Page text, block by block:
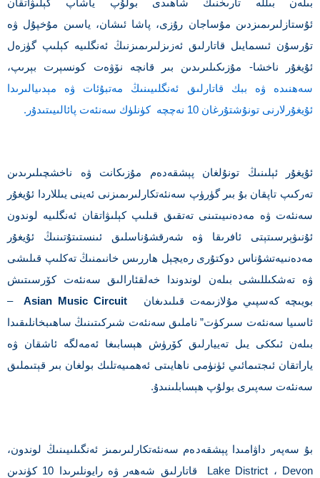
بىلەن بىللە تارىخنىڭ شاھىدى بولۇپ ياشاپ كېلىۋاتقان
ئۇستازلىرىمىزدىن مۇساجان رۇزى، پاشا ئىشان، ياسىن مۇخپۇل ۋە
تۇرسۇن ئىسمايىل قاتارلىق ئەزىزلىرىمىزنىڭ ئەنگلىيە كېلىپ گۈزەل
ئۇيغۇر ناخشا- مۇزىكىلىرىدىن بىر قانچە نۆۋەت كونسېرت بېرىپ،
سەھنىدە ۋە ببك قاتارلىق ئەنگلىيىنىڭ مەتبۇئات ۋە مېدىيالىرىدا
ئۇيغۇرلارنى تونۇشتۇرغان 10 نەچچە كۈنلۈك سەنئەت پائالىيىتىدۇر.
ئۇيغۇر ئېلىنىڭ تونۇلغان پېشقەدەم مۇزىكانت ۋە ناخشچىلىرىدىن
تەركىپ تاپقان بۇ بىر گۈرۈپ سەنئەتكارلىرىمىزنى ئەينى يىللاردا ئۇيغۇر
سەنئەت ۋە مەدەنىيىتىنى تەتقىق قىلىپ كېلىۋاتقان ئەنگلىيە لوندون
ئۇنىۋېرسىتېتى ئافرىقا ۋە شەرقشۇناسلىق ئىنستىتۇتىنىڭ ئۇيغۇر
مەدەنىيەتشۇناس دوكتۇرى رەيچېل ھاررىس خانىمنىڭ تەكلىپ قىلىشى
ۋە تەشكىللىشى بىلەن لوندوندا خەلقئارالىق سەنئەت كۆرسىتىش
بويىچە كەسپىي مۇلازىمەت قىلىدىغانAsian Music Circuit
–
ئاسىيا سەنئەت سىركۈت” ناملىق سەنئەت شىركىتىنىڭ ساھىبخانلىقىدا
بىلەن ئىككى يىل تەييارلىق كۆرۈش ھېسابىغا ئەمەلگە ئاشقان ۋە
ياراتقان ئىجتىمائىي ئۈنۈمى ناھايىتى ئەھمىيەتلىك بولغان بىر قېتىملىق
سەنئەت سەپىرى بولۇپ ھېسابلىنىدۇ.
بۇ سەپەر داۋامىدا پېشقەدەم سەنئەتكارلىرىمىز ئەنگىلىيىنىڭ لوندون،
Lake District ، Devon قاتارلىق شەھەر ۋە رايونلىرىدا 10 كۈندىن